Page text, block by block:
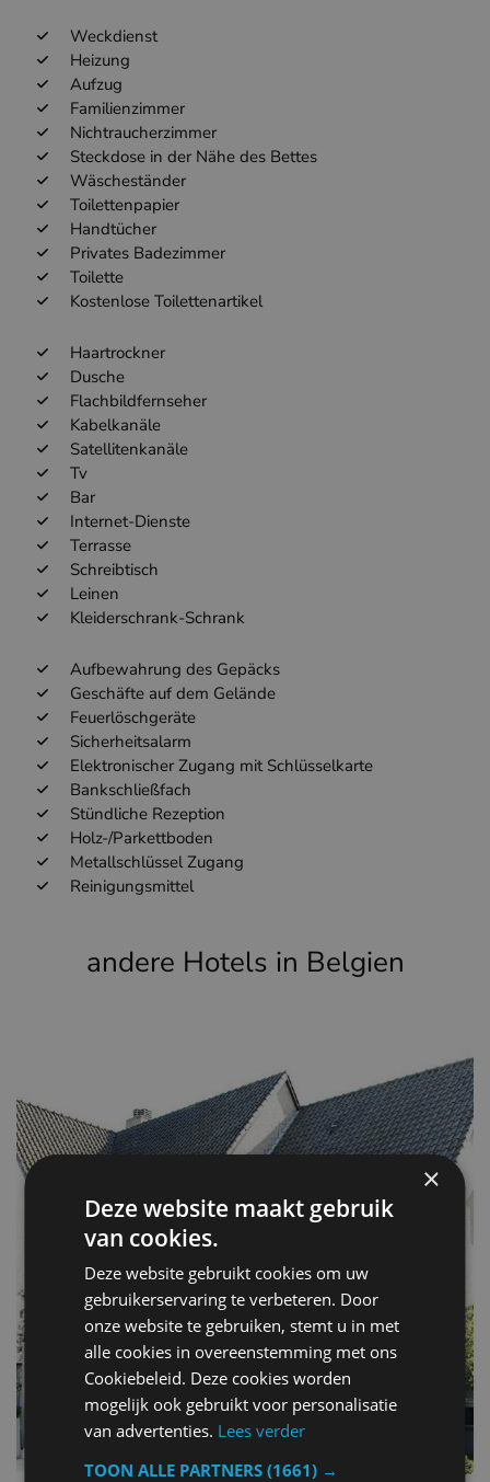
Weckdienst
Heizung
Aufzug
Familienzimmer
Nichtraucherzimmer
Steckdose in der Nähe des Bettes
Wäscheständer
Toilettenpapier
Handtücher
Privates Badezimmer
Toilette
Kostenlose Toilettenartikel
Haartrockner
Dusche
Flachbildfernseher
Kabelkanäle
Satellitenkanäle
Tv
Bar
Internet-Dienste
Terrasse
Schreibtisch
Leinen
Kleiderschrank-Schrank
Aufbewahrung des Gepäcks
Geschäfte auf dem Gelände
Feuerlöschgeräte
Sicherheitsalarm
Elektronischer Zugang mit Schlüsselkarte
Bankschließfach
Stündliche Rezeption
Holz-/Parkettboden
Metallschlüssel Zugang
Reinigungsmittel
andere Hotels in Belgien
×
Deze website maakt gebruik
van cookies.
Deze website gebruikt cookies om uw
gebruikerservaring te verbeteren. Door
onze website te gebruiken, stemt u in met
alle cookies in overeenstemming met ons
Cookiebeleid. Deze cookies worden
mogelijk ook gebruikt voor personalisatie
van advertenties. Lees verder
TOON ALLE PARTNERS(1661) →